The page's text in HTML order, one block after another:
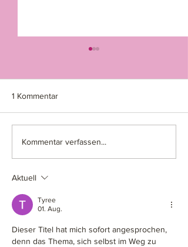
Felis Meinung: Uhrwerk
1 Kommentar
Kommentar verfassen...
Aktuell
Tyree
01. Aug.
Dieser Titel hat mich sofort angesprochen,
denn das Thema, sich selbst im Weg zu